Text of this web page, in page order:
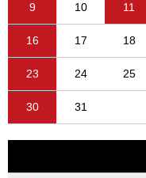
9 10 11
16 17 18
23 24 25
30 31